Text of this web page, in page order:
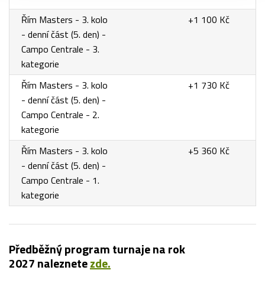
Řím Masters - 3. kolo
- denní část (5. den) -
Campo Centrale - 3.
kategorie
+1 100 Kč
Řím Masters - 3. kolo
- denní část (5. den) -
Campo Centrale - 2.
kategorie
+1 730 Kč
Řím Masters - 3. kolo
- denní část (5. den) -
Campo Centrale - 1.
kategorie
+5 360 Kč
Předběžný program turnaje na rok
2027 naleznetezde.